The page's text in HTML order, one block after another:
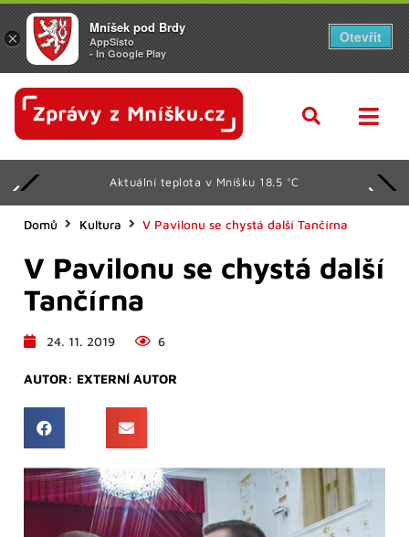
Aktuální teplota v Mníšku 18.5 °C
Domů Kultura V Pavilonu se chystá další Tančírna
V Pavilonu se chystá další
Tančírna
24. 11. 2019 6
AUTOR: EXTERNÍ AUTOR
×
Mníšek pod Brdy
AppSisto
- In Google Play
Otevřít